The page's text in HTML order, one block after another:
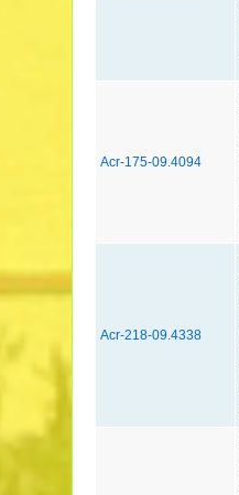
Acr-175-09.4094
Acr-218-09.4338